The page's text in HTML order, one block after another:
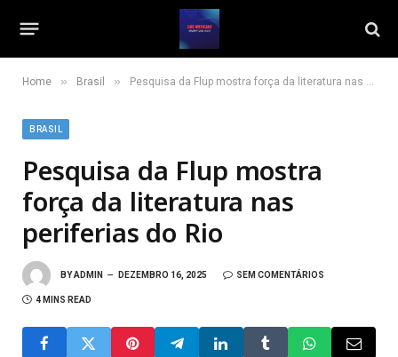
Home » Brasil » Pesquisa da Flup mostra força da literatura nas periferias do Rio
BRASIL
Pesquisa da Flup mostra
força da literatura nas
periferias do Rio
BYADMIN DEZEMBRO 16, 2025 SEM COMENTÁRIOS
4 MINS READ